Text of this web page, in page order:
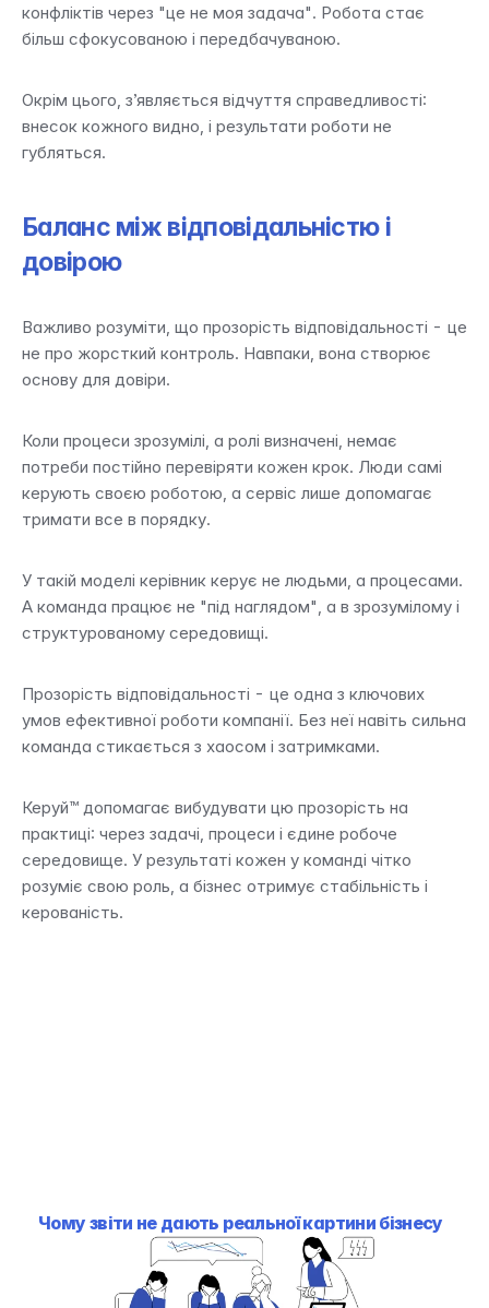
конфліктів через "це не моя задача". Робота стає
більш сфокусованою і передбачуваною.
Окрім цього, з’являється відчуття справедливості:
внесок кожного видно, і результати роботи не
губляться.
Баланс між відповідальністю і
довірою
Важливо розуміти, що прозорість відповідальності - це
не про жорсткий контроль. Навпаки, вона створює
основу для довіри.
Коли процеси зрозумілі, а ролі визначені, немає
потреби постійно перевіряти кожен крок. Люди самі
керують своєю роботою, а сервіс лише допомагає
тримати все в порядку.
У такій моделі керівник керує не людьми, а процесами.
А команда працює не "під наглядом", а в зрозумілому і
структурованому середовищі.
Прозорість відповідальності - це одна з ключових
умов ефективної роботи компанії. Без неї навіть сильна
команда стикається з хаосом і затримками.
Керуй™ допомагає вибудувати цю прозорість на
практиці: через задачі, процеси і єдине робоче
середовище. У результаті кожен у команді чітко
розуміє свою роль, а бізнес отримує стабільність і
керованість.
Чому звіти не дають реальної картини бізнесу